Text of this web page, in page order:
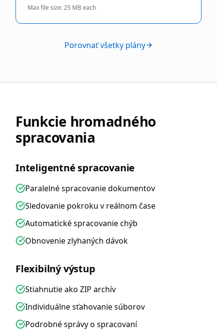
Max file size:25 MB each
Porovnať všetky plány
Funkcie hromadného
spracovania
Inteligentné spracovanie
Paralelné spracovanie dokumentov
Sledovanie pokroku v reálnom čase
Automatické spracovanie chýb
Obnovenie zlyhaných dávok
Flexibilný výstup
Stiahnutie ako ZIP archív
Individuálne sťahovanie súborov
Podrobné správy o spracovaní